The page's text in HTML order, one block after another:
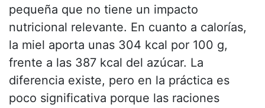
pequeña que no tiene un impacto
nutricional relevante. En cuanto a calorías,
la miel aporta unas 304 kcal por 100 g,
frente a las 387 kcal del azúcar. La
diferencia existe, pero en la práctica es
poco significativa porque las raciones